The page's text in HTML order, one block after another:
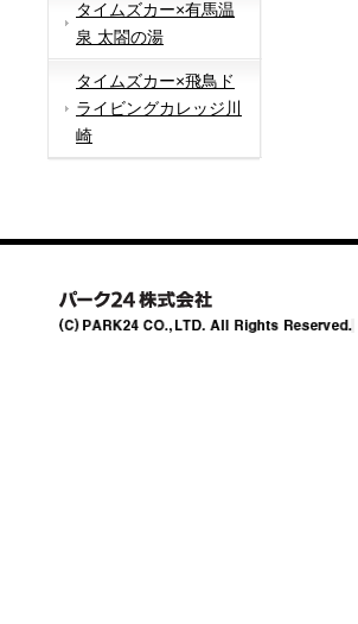
タイムズカー×有馬温
泉 太閤の湯
タイムズカー×飛鳥ド
ライビングカレッジ川
崎